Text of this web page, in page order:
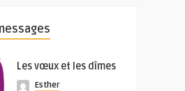
Les vœux et les dîmes
Esther